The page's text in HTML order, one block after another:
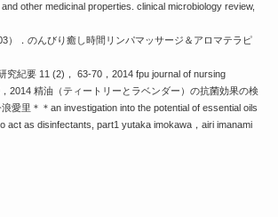
other medicinal properties. clinical microbiology review,
．のんびり癒し時間リンパマッサージ＆アロマテラピ
究紀要 11 (2)， 63-70，2014 fpu journal of nursing
2014 精油（ティートリーとラベンダー）の抗菌効果の検
愛里＊＊an investigation into the potential of essential oils
act as disinfectants, part1 yutaka imokawa，airi imanami